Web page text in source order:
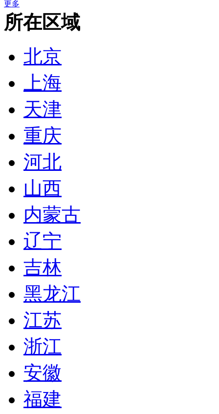
更多
所在区域
北京
上海
天津
重庆
河北
山西
内蒙古
辽宁
吉林
黑龙江
江苏
浙江
安徽
福建